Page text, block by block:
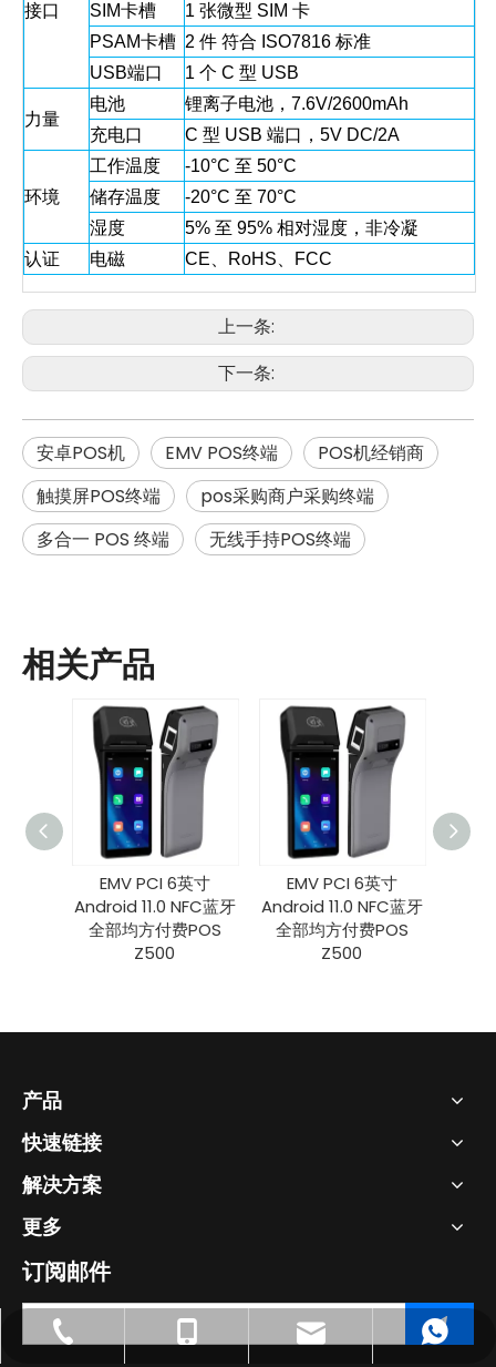
接口 SIM卡槽
1 张微型 SIM 卡
PSAM卡槽 2 件 符合 ISO7816 标准
USB端口
1 个 C 型 USB
力量
电池
锂离子电池，7.6V/2600mAh
充电口
C 型 USB 端口，5V DC/2A
环境
工作温度
-10°C 至 50°C
储存温度
-20°C 至 70°C
湿度
5% 至 95% 相对湿度，非冷凝
认证
电磁 CE、RoHS、FCC
上一条:
下一条:
安卓POS机 EMV POS终端
POS机经销商
触摸屏POS终端
pos采购商户采购终端
多合一 POS 终端
无线手持POS终端
相关产品
EMV PCI 6英寸
Android 11.0 NFC蓝牙
全部均方付费POS
Z500
华辰联创 NFC GPS
4G Android 14智能移
动终端带58mm打印
机R330 Plus
产品
快速链接
解决方案
更多
订阅邮件
0755-86655162
13428665926
info@szhcct.com
13428665926